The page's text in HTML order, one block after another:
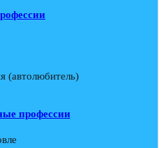
(автолюбитель)
профессии